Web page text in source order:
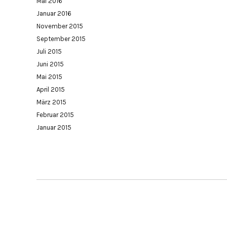
Januar 2016
November 2015
September 2015
Juli 2015
Juni 2015
Mai 2015
April 2015
März 2015
Februar 2015
Januar 2015